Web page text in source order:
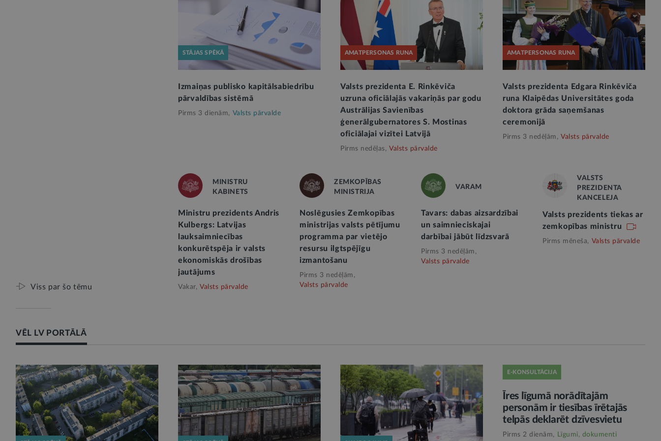
STĀJAS SPĒKĀ
Izmaiņas publisko kapitālsabiedrību
pārvaldības sistēmā
Pirms 3 dienām, Valsts pārvalde
AMATPERSONAS RUNA
Valsts prezidenta E. Rinkēviča
uzruna oficiālajās vakariņās par godu
Austrālijas Savienības
ģenerālgubernatores S. Mostinas
oficiālajai vizītei Latvijā
Pirms nedēļas, Valsts pārvalde
AMATPERSONAS RUNA
Valsts prezidenta Edgara Rinkēviča
runa Klaipēdas Universitātes goda
doktora grāda saņemšanas
ceremonijā
Pirms 3 nedēļām, Valsts pārvalde
MINISTRU
KABINETS
Ministru prezidents Andris
Kulbergs: Latvijas
lauksaimniecības
konkurētspēja ir valsts
ekonomiskās drošības
jautājums
Vakar, Valsts pārvalde
ZEMKOPĪBAS
MINISTRIJA
Noslēgusies Zemkopības
ministrijas valsts pētījumu
programma par vietējo
resursu ilgtspējīgu
izmantošanu
Pirms 3 nedēļām,
Valsts pārvalde
VARAM
Tavars: dabas aizsardzībai
un saimnieciskajai
darbībai jābūt līdzsvarā
Pirms 3 nedēļām,
Valsts pārvalde
VALSTS
PREZIDENTA
KANCELEJA
Valsts prezidents tiekas ar
zemkopības ministru
Pirms mēneša, Valsts pārvalde
Viss par šo tēmu
VĒL LV PORTĀLĀ
E-KONSULTĀCIJA
Īres līgumā norādītajām
personām ir tiesības īrētajās
telpās deklarēt dzīvesvietu
Pirms 2 dienām, Līgumi, dokumenti